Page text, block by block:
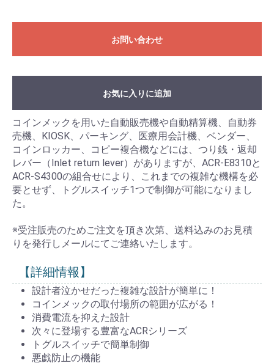
お問い合わせ
お気に入りに追加
コインメックを用いた自動販売機や自動精算機、自動券
売機、KIOSK、パーキング、医療用会計機、ベンダー、
コインロッカー、コピー複合機などには、つり銭・返却
レバー（Inlet return lever）がありますが、ACR-E8310と
ACR-S4300の組合せにより、これまでの複雑な機構を必
要とせず、トグルスイッチ1つで制御が可能になりまし
た。
※受注販売のためご注文を頂き次第、送料込みのお見積
りを発行しメールにてご連絡いたします。
【詳細情報】
設計者泣かせだった複雑な設計が簡単に！
コインメックの取付場所の範囲が広がる！
消費電流を抑えた設計
次々に登場する豊富なACRシリーズ
トグルスイッチで簡単制御
悪戯防止の機能